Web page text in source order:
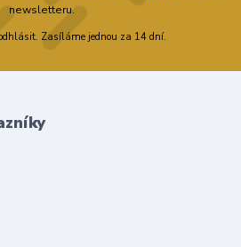
newsletteru.
Zasíláme jednou za 14 dní.